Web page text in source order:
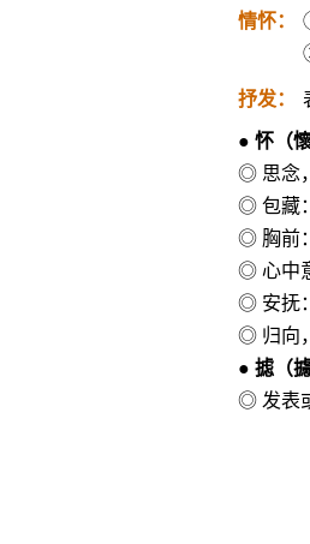
情怀：
抒发：
● 怀（懷
◎ 思念
◎ 包藏
◎ 胸前
◎ 心中
◎ 安抚
◎ 归向
● 摅（攄
◎ 发表